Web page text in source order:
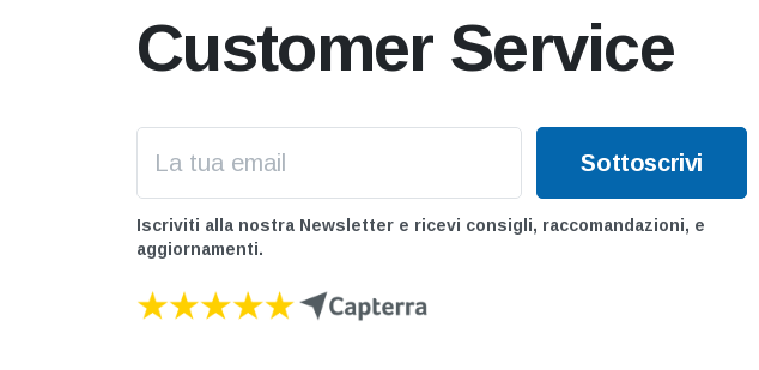
Customer Service
Iscriviti alla nostra Newsletter e ricevi consigli, raccomandazioni, e
aggiornamenti.